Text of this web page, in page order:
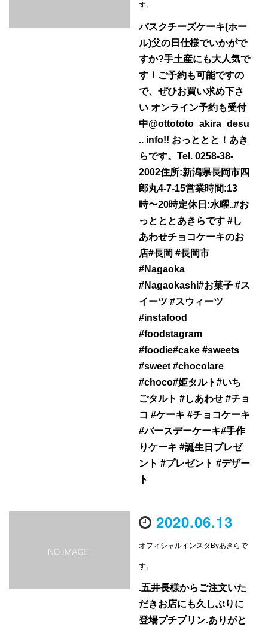
す。
バスクチーズケーキ(ホー
ル)父の日仕様でいかがで
すか?手土産にも大人気で
す！ご予約も可能ですの
で、ぜひお買い求め下さ
い️ オンライン予約も受付
中@ottototo_akira_desu
.. info!! おっととと！あき
らです。Tel. 0258-38-
2002住所:新潟県長岡市四
郎丸4-7-15営業時間:13
時〜20時定休日:水曜..#お
っとととあきらです #し
あわせチョコケーキのお
店#長岡 #長岡市
#Nagaoka
#Nagaokashi#お菓子 #ス
イーツ #スウィーツ
#instafood
#foodstagram
#foodie#cake #sweets
#sweet #chocolare
#choco#姫タルト#いち
ごタルト #しあわせ #チョ
コ #ケーキ #チョコケーキ
#バースデーケーキ#手作
りケーキ #誕生日プレゼ
ント #プレゼント #デザー
ト
2020.06.13
オフィシャルインスタByあきらで
す。
.五井長様からご注文いた
だきお店にも久しぶりに
登場プチプリン.ありがと